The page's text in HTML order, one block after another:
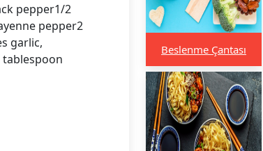
pepper1/2
pepper2
garlic,
Beslenme Çantası